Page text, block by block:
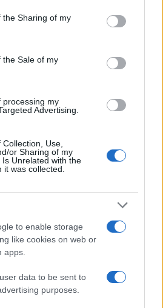
usage behaviour. You may click to
Google and its third-party tags to
purposes in below Google
the Sharing of my
the Sale of my
processing my
Advertising.
Use,
or Sharing of my
Unrelated with the
was collected.
to enable storage
like cookies on web or
apps.
data to be sent to
purposes.
een week van dalende